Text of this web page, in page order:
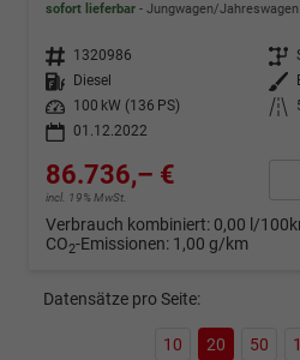
sofort lieferbar Jungwagen/Jahreswagen
Fahrzeugnr. 1320986 Getriebe
Kraftstoff
Diesel Außenfarbe
Leistung
100 kW (136 PS) Kilometerstand
01.12.2022
86.736,– €
incl. 19% MwSt.
Verbrauch kombiniert: 0,00 l/
CO2-Emissionen: 1,00 g/km
Datensätze pro Seite:
10 20 50